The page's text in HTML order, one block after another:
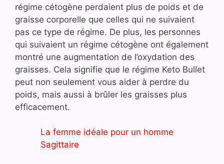
régime cétogène perdaient plus de poids et de
graisse corporelle que celles qui ne suivaient
pas ce type de régime. De plus, les personnes
qui suivaient un régime cétogène ont également
montré une augmentation de l’oxydation des
graisses. Cela signifie que le régime Keto Bullet
peut non seulement vous aider à perdre du
poids, mais aussi à brûler les graisses plus
efficacement.
La femme idéale pour un homme
Sagittaire